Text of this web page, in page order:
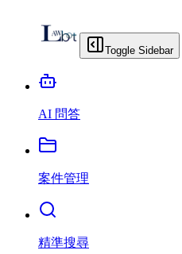
Toggle Sidebar
AI 問答
案件管理
精準搜尋